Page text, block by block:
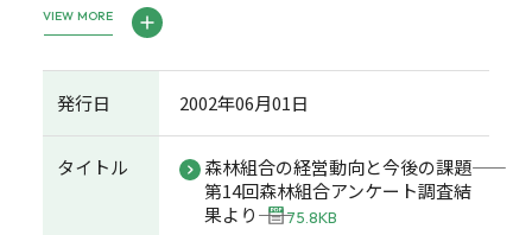
VIEW MORE
発行日 2002年06月01日
タイトル
森林組合の経営動向と今後の課題――
第14回森林組合アンケート調査結
果より――
75.8KB